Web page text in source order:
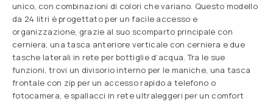
unico, con combinazioni di colori che variano. Questo modello
da 24 litri è progettato per un facile accesso e
organizzazione, grazie al suo scomparto principale con
cerniera, una tasca anteriore verticale con cerniera e due
tasche laterali in rete per bottiglie d’acqua. Tra le sue
funzioni, trovi un divisorio interno per le maniche, una tasca
frontale con zip per un accesso rapido a telefono o
fotocamera, e spallacci in rete ultraleggeri per un comfort